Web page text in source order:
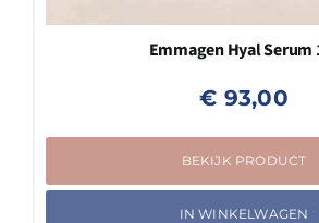
Emmagen Hyal Serum
€ 93,00
BEKIJK PRODUCT
IN WINKELWAGEN